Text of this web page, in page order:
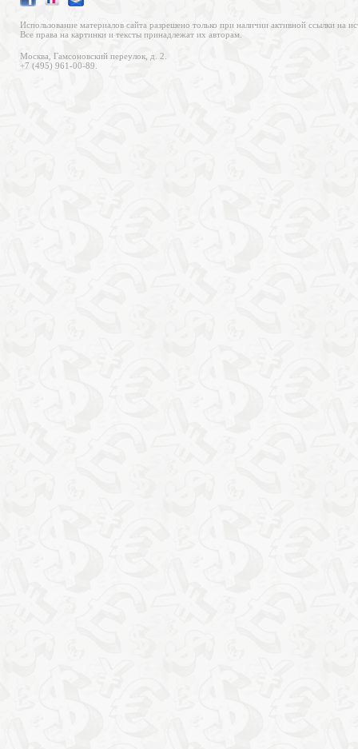
Использование материалов сайта разрешено только при наличии активной ссылки на
Все права на картинки и тексты принадлежат их авторам.
Москва, Гамсоновский переулок, д. 2.
+7 (495) 961-00-89.